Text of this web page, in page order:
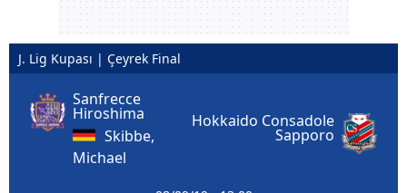
J. Lig Kupası | Çeyrek Final
Sanfrecce
Hiroshima
Skibbe,
Michael
Hokkaido Consadole
Sapporo